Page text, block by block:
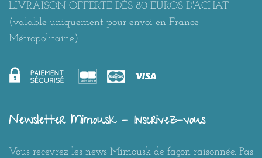
LIVRAISON OFFERTE DÈS 80 EUROS D'ACHAT
(valable uniquement pour envoi en France
Métropolitaine)
Newsletter Mimousk - Inscrivez-vous
Vous recevrez les news Mimousk de façon raisonnée. Pas